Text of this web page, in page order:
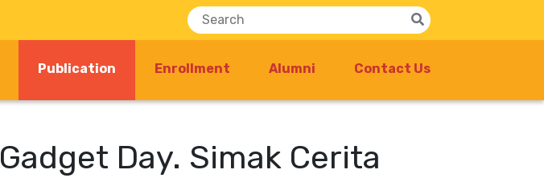
Publication (current)Enrollment Alumni Contact Us
Day. Simak Cerita